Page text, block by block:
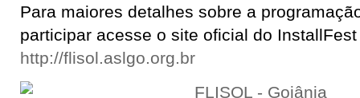
Para maiores detalhes sobre a
participar acesse o site oficial do
http://flisol.aslgo.org.br